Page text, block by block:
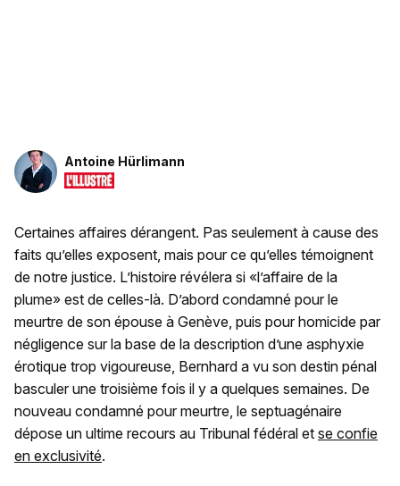
Antoine Hürlimann
Certaines affaires dérangent. Pas seulement à cause des
faits qu’elles exposent, mais pour ce qu’elles témoignent
de notre justice. L’histoire révélera si «l’affaire de la
plume» est de celles-là. D’abord condamné pour le
meurtre de son épouse à Genève, puis pour homicide par
négligence sur la base de la description d’une asphyxie
érotique trop vigoureuse, Bernhard a vu son destin pénal
basculer une troisième fois il y a quelques semaines. De
nouveau condamné pour meurtre, le septuagénaire
dépose un ultime recours au Tribunal fédéral et se confie
en exclusivité.